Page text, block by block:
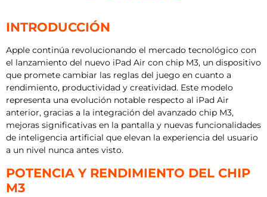
INTRODUCCIÓN
Apple continúa revolucionando el mercado tecnológico con
el lanzamiento del nuevo iPad Air con chip M3, un dispositivo
que promete cambiar las reglas del juego en cuanto a
rendimiento, productividad y creatividad. Este modelo
representa una evolución notable respecto al iPad Air
anterior, gracias a la integración del avanzado chip M3,
mejoras significativas en la pantalla y nuevas funcionalidades
de inteligencia artificial que elevan la experiencia del usuario
a un nivel nunca antes visto.
POTENCIA Y RENDIMIENTO DEL CHIP
M3